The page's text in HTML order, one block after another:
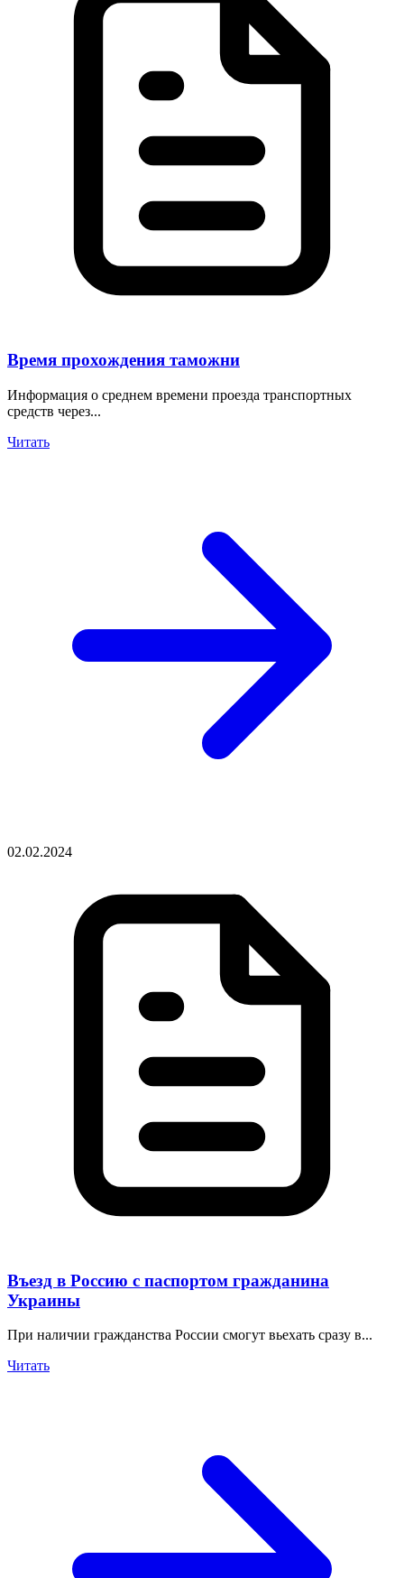
Время прохождения таможни
Информация о среднем времени проезда транспортных
средств через...
Читать
02.02.2024
Въезд в Россию с паспортом гражданина
Украины
При наличии гражданства России смогут вьехать сразу в...
Читать